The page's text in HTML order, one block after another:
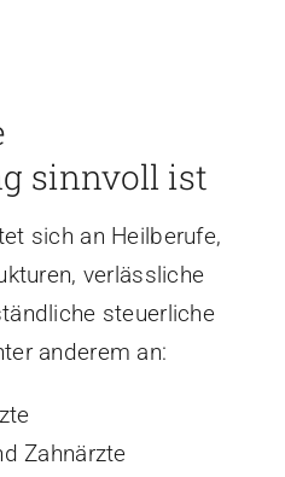
sinnvoll ist
sich an Heilberufe,
verlässliche
steuerliche
anderem an:
Zahnärzte